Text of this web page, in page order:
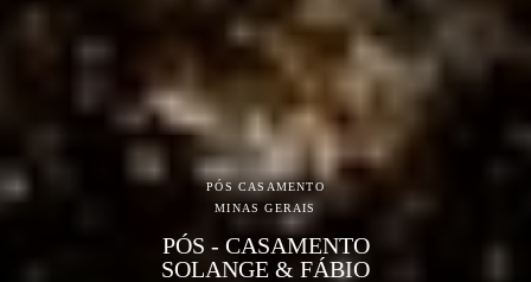
PÓS CASAMENTO
MINAS GERAIS
PÓS - CASAMENTO
SOLANGE & FÁBIO